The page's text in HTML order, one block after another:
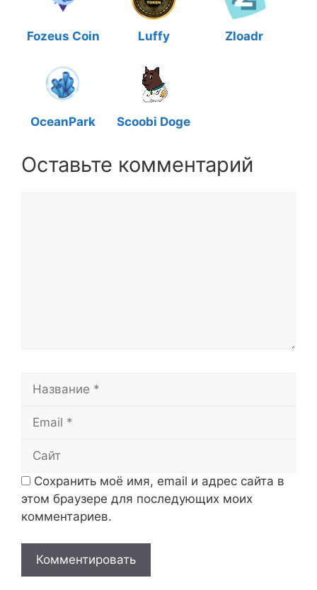
Fozeus Coin Luffy Zloadr
OceanPark Scoobi Doge
Оставьте комментарий
Сохранить моё имя, email и адрес сайта в
этом браузере для последующих моих
комментариев.